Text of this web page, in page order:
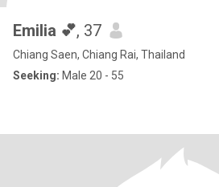
Emilia 💕, 37
Chiang Saen, Chiang Rai, Thailand
Seeking: Male 20 - 55